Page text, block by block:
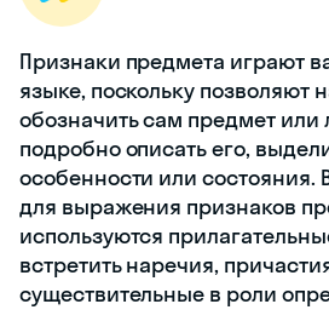
Признаки предмета играют
языке, поскольку позволяют
обозначить сам предмет или
подробно описать его,
особенности или состояния.
для выражения признаков
используются
встретить наречия,
существительные в роли